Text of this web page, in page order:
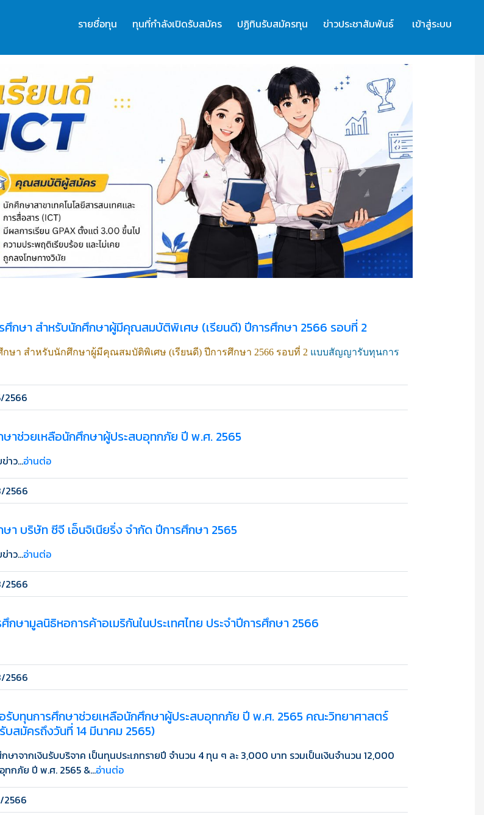
รายชื่อทุน ทุนที่กำลังเปิดรับสมัคร ปฏิทินรับสมัครทุน ข่าวประชาสัมพันธ์ เข้าสู่ระบบ
Next
ศึกษา สำหรับนักศึกษาผู้มีคุณสมบัติพิเศษ (เรียนดี) ปีการศึกษา 2566 รอบที่ 2
ษา สำหรับนักศึกษาผู้มีคุณสมบัติพิเศษ (เรียนดี) ปีการศึกษา 2566 รอบที่ 2 แบบสัญญารับทุนการ
2566
ษาช่วยเหลือนักศึกษาผู้ประสบอุทกภัย ปี พ.ศ. 2565
าว...อ่านต่อ
2566
า บริษัท ซีจี เอ็นจิเนียริ่ง จำกัด ปีการศึกษา 2565
าว...อ่านต่อ
2566
ษามูลนิธิหอการค้าอเมริกันในประเทศไทย ประจำปีการศึกษา 2566
2566
รับทุนการศึกษาช่วยเหลือนักศึกษาผู้ประสบอุทกภัย ปี พ.ศ. 2565 คณะวิทยาศาสตร์
สมัครถึงวันที่ 14 มีนาคม 2565)
าจากเงินรับบริจาค เป็นทุนประเภทรายปี จำนวน 4 ทุน ๆ ละ 3,000 บาท รวมเป็นเงินจำนวน 12,000
ทกภัย ปี พ.ศ. 2565 &...อ่านต่อ
2566